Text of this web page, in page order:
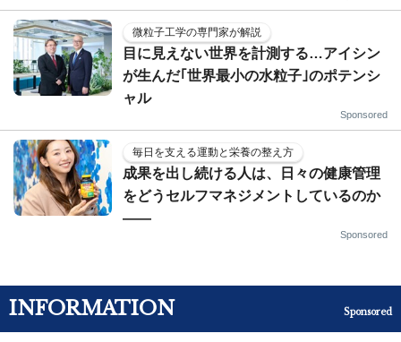
微粒子工学の専門家が解説
目に見えない世界を計測する…アイシン
が生んだ｢世界最小の水粒子｣のポテンシ
ャル
Sponsored
毎日を支える運動と栄養の整え方
成果を出し続ける人は、日々の健康管理
をどうセルフマネジメントしているのか
——
Sponsored
INFORMATION Sponsored